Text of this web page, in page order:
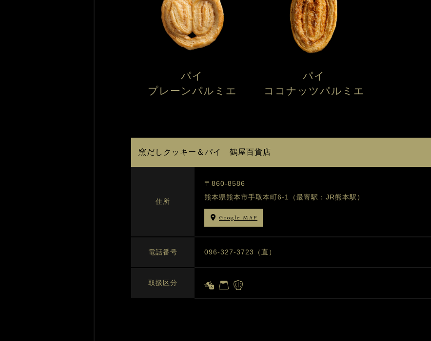
パイ
プレーンパルミエ
パイ
ココナッツパルミエ
窯だしクッキー＆パイ 鶴屋百貨店
住所
〒860-8586
熊本県熊本市手取本町6-1（最寄駅：JR熊本駅）
Google MAP
電話番号 096-327-3723（直）
取扱区分